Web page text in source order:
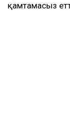
қамтамасыз